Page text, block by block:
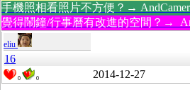
手機照相看照片不方便？→
覺得鬧鐘/行事曆有改進的空間？→
eliu
16
0 0 2014-12-27